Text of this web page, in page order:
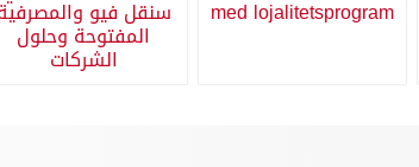
med lojalitetsprogram سنقل فيو
المفتوحة وحلول
الشركات